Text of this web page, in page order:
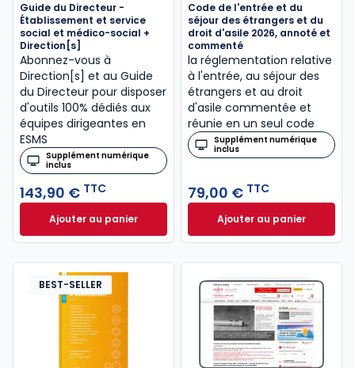
Guide du Directeur -
Établissement et service
social et médico-social +
Direction[s]
Abonnez-vous à
Direction[s] et au Guide
du Directeur pour disposer
d'outils 100% dédiés aux
équipes dirigeantes en
ESMS
Supplément numérique
inclus
143,90 € TTC
Ajouter au panierGuide du Directeur - Établissement et service
Code de l'entrée et du
séjour des étrangers et du
droit d'asile 2026, annoté et
commenté
la réglementation relative
à l'entrée, au séjour des
étrangers et au droit
d'asile commentée et
réunie en un seul code
Supplément numérique
inclus
79,00 € TTC
Ajouter au panier
Code de l'entrée
BEST-SELLER